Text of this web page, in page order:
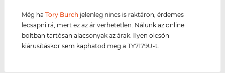
Még haTory Burch jelenleg nincs is raktáron, érdemes
lecsapni rá, mert ez az ár verhetetlen. Nálunk az online
boltban tartósan alacsonyak az árak. Ilyen olcsón
kiárusításkor sem kaphatod meg a TY7179U-t.